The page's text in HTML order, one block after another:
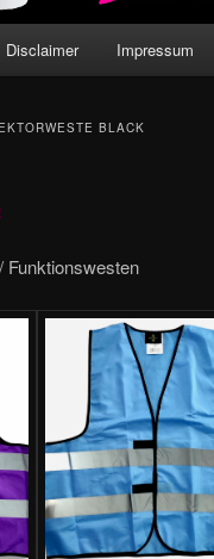
Disclaimer Impressum
BLACK
Funktionswesten